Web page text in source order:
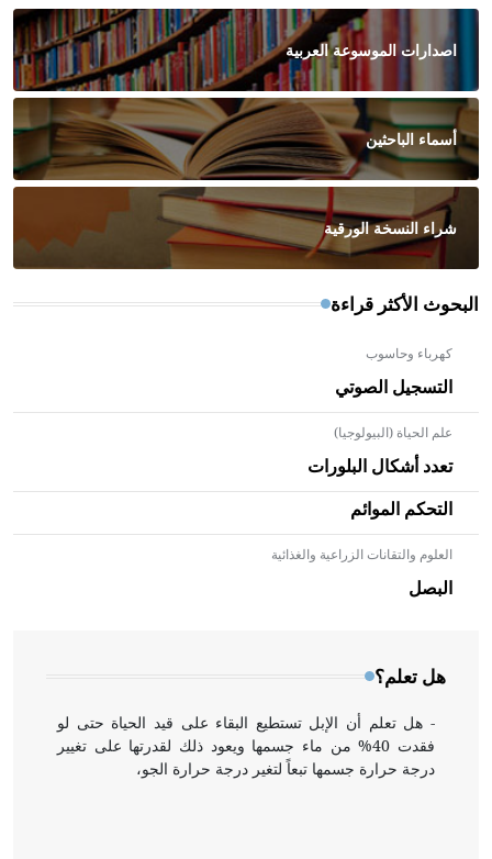
اصدارات الموسوعة العربية
أسماء الباحثين
شراء النسخة الورقية
البحوث الأكثر قراءة
كهرباء وحاسوب
التسجيل الصوتي
علم الحياة (البيولوجيا)
تعدد أشكال البلورات
التحكم الموائم
العلوم والتقانات الزراعية والغذائية
البصل
هل تعلم؟
- هل تعلم أن الأبلق نوع من الفنون الهندسية التي ارتبطت
بالعمارة الإسلامية في بلاد الشام ومصر خاصة، حيث يحرص
المعمار على بناء مداميكه وخاصة في الواجهات
- هل تعلم أن الإبل تستطيع البقاء على قيد الحياة حتى لو
فقدت 40% من ماء جسمها ويعود ذلك لقدرتها على تغيير
درجة حرارة جسمها تبعاً لتغير درجة حرارة الجو،